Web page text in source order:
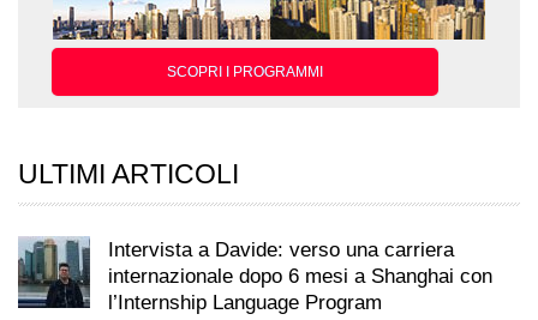
SCOPRI I PROGRAMMI
ULTIMI ARTICOLI
Intervista a Davide: verso una carriera
internazionale dopo 6 mesi a Shanghai con
l’Internship Language Program